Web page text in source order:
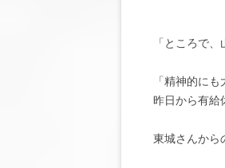
「ところで
「精神的に
昨日から有給
東城さんから